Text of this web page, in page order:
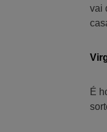
vai
É